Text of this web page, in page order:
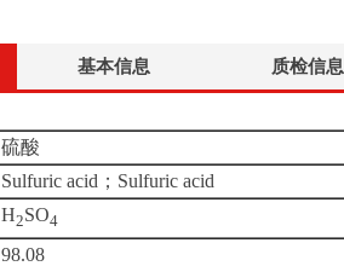
基本信息 质检信息
硫酸
Sulfuric acid；Sulfuric acid
H2SO4
98.08